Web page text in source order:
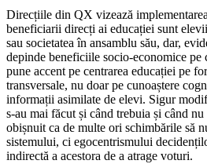
Direcțiile din QX vizează
beneficiarii direcți ai educației sunt
sau societatea în ansamblu său, dar,
depinde beneficiile socio-economice
pune accent pe centrarea educației pe
transversale, nu doar pe cunoaștere
informații asimilate de elevi. Sigur
s-au mai făcut și când trebuia și când
obișnuit ca de multe ori schimbările să
sistemului, ci egocentrismului
indirectă a acestora de a atrage voturi.